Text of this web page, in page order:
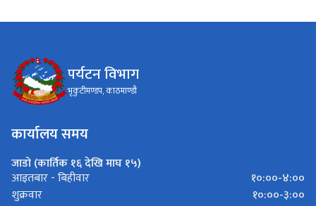
पर्यटन विभाग
भृकुटीमण्डप, काठमाण्डौ
कार्यालय समय
जाडो (कार्तिक १६ देखि माघ १५)
आइतबार - बिहीवार
१०:००-४:००
शुक्रवार
१०:००-३:००